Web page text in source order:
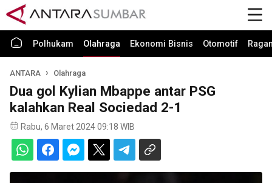
Polhukam Olahraga Ekonomi Bisnis Otomotif
ANTARA Olahraga
Dua gol Kylian Mbappe antar PSG
kalahkan Real Sociedad 2-1
Rabu, 6 Maret 2024 09:18 WIB